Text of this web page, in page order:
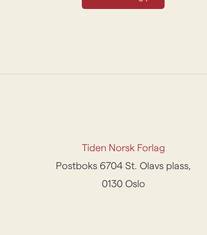
Tiden Norsk Forlag
Postboks 6704 St. Olavs plass,
0130 Oslo